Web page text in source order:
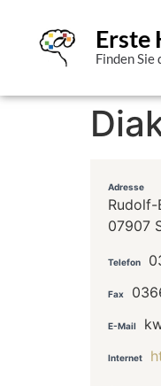
Erste
Finden Sie
Adresse
07907
Telefon
Fax
E-Mail
Internet